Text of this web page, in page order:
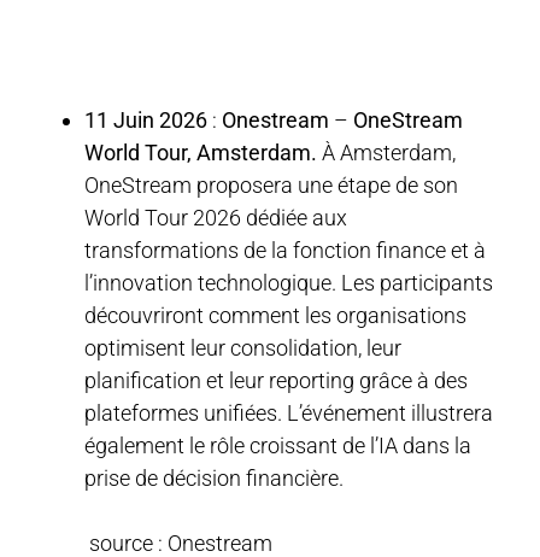
11 Juin 2026 : Onestream – OneStream
World Tour, Amsterdam. À Amsterdam,
OneStream proposera une étape de son
World Tour 2026 dédiée aux
transformations de la fonction finance et à
l’innovation technologique. Les participants
découvriront comment les organisations
optimisent leur consolidation, leur
planification et leur reporting grâce à des
plateformes unifiées. L’événement illustrera
également le rôle croissant de l’IA dans la
prise de décision financière.
source : Onestream